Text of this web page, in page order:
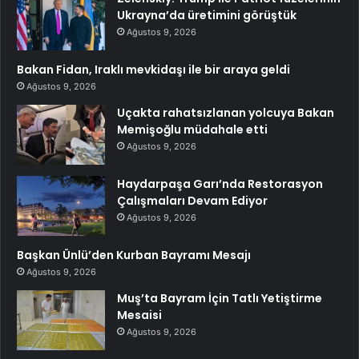
Ukrayna’da üretimini görüştük
Ağustos 9, 2026
Bakan Fidan, Iraklı mevkidaşı ile bir araya geldi
Ağustos 9, 2026
Uçakta rahatsızlanan yolcuya Bakan
Memişoğlu müdahale etti
Ağustos 9, 2026
Haydarpaşa Garı’nda Restorasyon
Çalışmaları Devam Ediyor
Ağustos 9, 2026
Başkan Ünlü’den Kurban Bayramı Mesajı
Ağustos 9, 2026
Muş’ta Bayram İçin Tatlı Yetiştirme
Mesaisi
Ağustos 9, 2026